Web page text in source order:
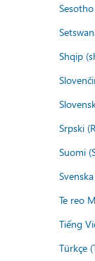
Shqip
Srpski
Suomi
Te reo
Tiếng
Türkçe